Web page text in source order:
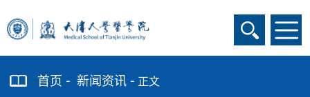
首页 新闻资讯 正文